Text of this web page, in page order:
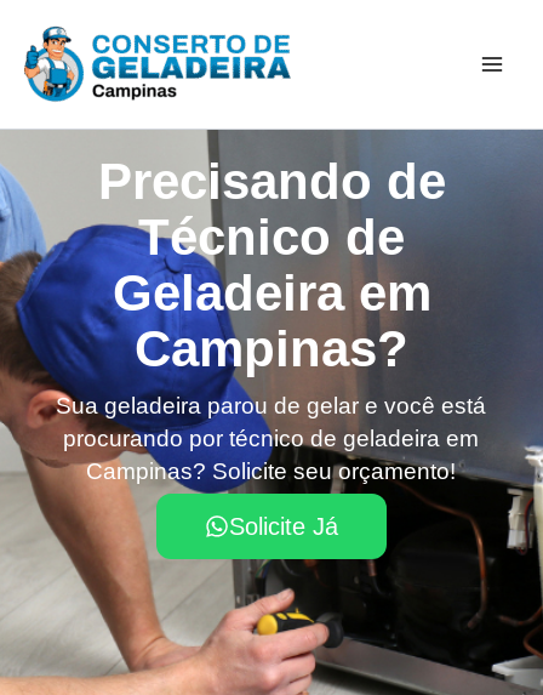
para
Precisando de
Técnico de
Geladeira em
Campinas?​
Sua geladeira parou de gelar e você está
procurando por técnico de geladeira em
Campinas? Solicite seu orçamento!
Solicite Já